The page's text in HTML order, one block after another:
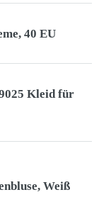
40 EU
Kleid für
Weiß